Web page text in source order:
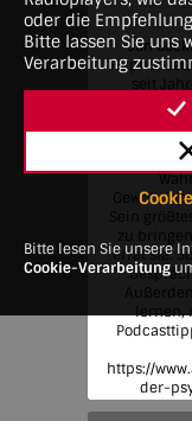
oder die
Bitte lassen Sie uns
Verarbeitung
Bitte lesen Sie unsere
Cookie-Verarbeitung
Jan
seit
Büchern,
geht
Sein
zu
errät sie.
lernen,
https://
der-